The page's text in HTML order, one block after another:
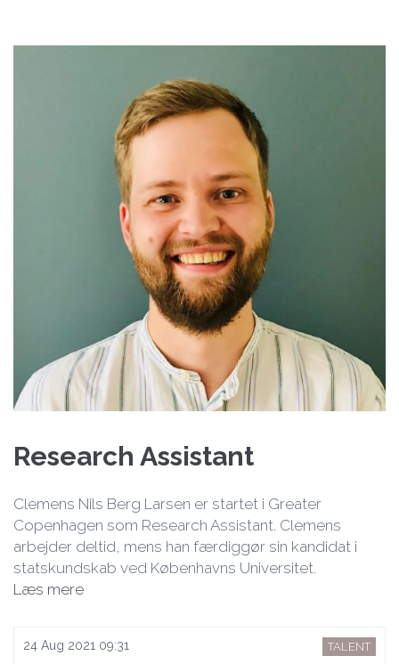
Research Assistant
Clemens Nils Berg Larsen er startet i Greater
Copenhagen som Research Assistant. Clemens
arbejder deltid, mens han færdiggør sin kandidat i
statskundskab ved Københavns Universitet.
Læs mere
24 Aug 2021 09:31 TALENT